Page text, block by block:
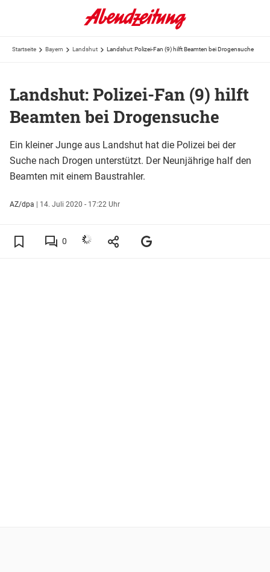
Startseite Bayern Landshut Landshut: Polizei-Fan (9) hilft Beamten bei Drogensuche
Landshut: Polizei-Fan (9) hilft
Beamten bei Drogensuche
Ein kleiner Junge aus Landshut hat die Polizei bei der
Suche nach Drogen unterstützt. Der Neunjährige half den
Beamten mit einem Baustrahler.
AZ/dpa | 14. Juli 2020 - 17:22 Uhr
0